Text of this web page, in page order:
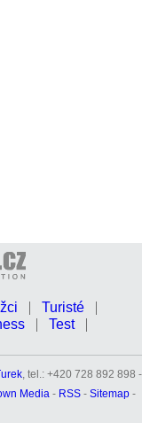
Turisté
Test
, tel.: +420 728 892 898 -
Media - RSS- Sitemap-